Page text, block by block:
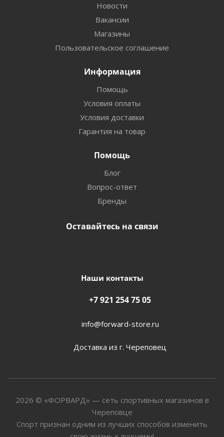
Новости
Вакансии
Магазины
Пользовательское соглашение
Информация
Помощь
Условия оплаты
Условия доставки
Гарантия на товар
Помощь
Блог
Вопрос-ответ
Бренды
Оставайтесь на связи
Наши контакты
+7 921 254 75 05
info@forward-store.ru
Доставка из г. Череповец
2026 © «ФОРВАРД» — сеть спортивных магазинов в
Череповце
Спорт признан одним из лучших способов изменить